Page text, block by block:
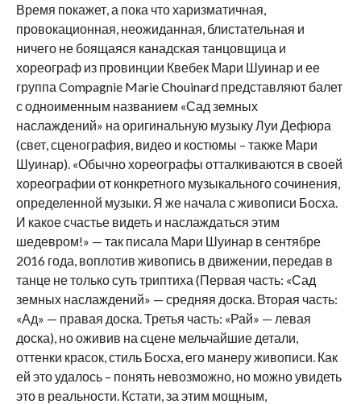
Время покажет, а пока что харизматичная,
провокационная, неожиданная, блистательная и
ничего не боящаяся канадская танцовщица и
хореограф из провинции Квебек Мари Шуинар и ее
группа Compagnie Marie Chouinard представляют балет
с одноименным названием «Сад земных
наслаждений» на оригинальную музыку Луи Дефюра
(свет, сценография, видео и костюмы – также Мари
Шуинар). «Обычно хореографы отталкиваются в своей
хореографии от конкретного музыкального сочинения,
определенной музыки. Я же начала с живописи Босха.
И какое счастье видеть и наслаждаться этим
шедевром!» — так писала Мари Шуинар в сентябре
2016 года, воплотив живопись в движении, передав в
танце не только суть триптиха (Первая часть: «Сад
земных наслаждений» — средняя доска. Вторая часть:
«Ад» — правая доска. Третья часть: «Рай» — левая
доска), но оживив на сцене мельчайшие детали,
оттенки красок, стиль Босха, его манеру живописи. Как
ей это удалось – понять невозможно, но можно увидеть
это в реальности. Кстати, за этим мощным,